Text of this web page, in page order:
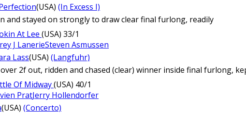
(USA) (In Excess I)
and stayed on strongly to draw clear final furlong, readily
At Lee (USA) 33/1
J LanerieSteven Asmussen
Lass(USA) (Langfuhr)
2f out, ridden and chased (clear) winner inside final furlong,
Of Midway(USA) 40/1
PratJerry Hollendorfer
(USA) (Concerto)